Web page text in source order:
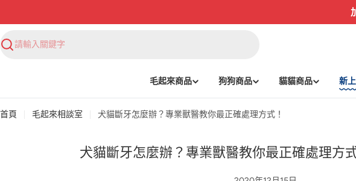
搜
毛起來商品
狗狗商品 貓貓商品 新
首頁 毛起來相談室 犬貓斷牙怎麼辦？專業獸醫教你最正確處理方式！
犬貓斷牙怎麼辦？專業獸醫教你最正確處理方